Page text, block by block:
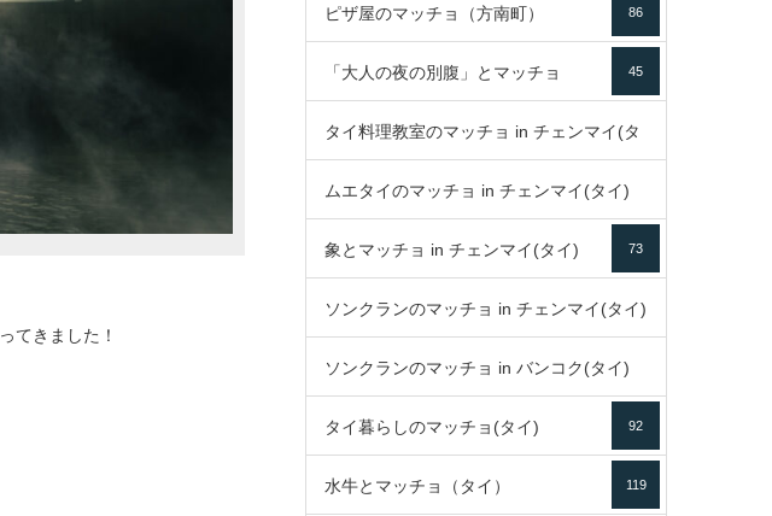
てきました！
ピザ屋のマッチョ（方南町） 86
「大人の夜の別腹」とマッチョ 45
タイ料理教室のマッチョ in チェンマイ(タ
イ)
ムエタイのマッチョ in チェンマイ(タイ)
79
象とマッチョ in チェンマイ(タイ) 73
ソンクランのマッチョ in チェンマイ(タイ)
ソンクランのマッチョ in バンコク(タイ)
85
タイ暮らしのマッチョ(タイ) 92
水牛とマッチョ（タイ） 119